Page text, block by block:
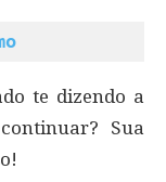
te dizendo a
Sua